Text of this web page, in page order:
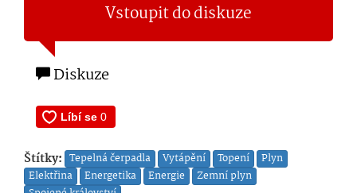
Vstoupit do diskuze
Diskuze
Štítky: Tepelná čerpadla Vytápění Topení
Plyn
Elektřina
Energetika Energie
Zemní plyn